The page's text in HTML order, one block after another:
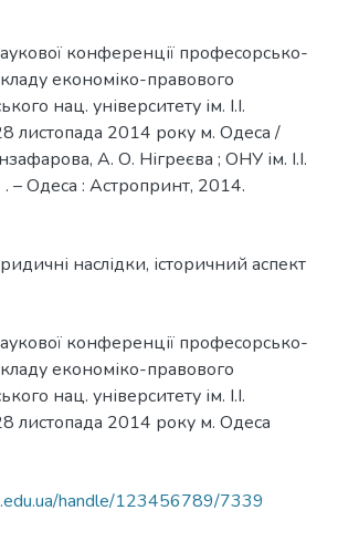
конференції професорсько-
економіко-правового
нац. університету ім. І.І.
листопада 2014 року м. Одеса /
А. О. Нігреєва ; ОНУ ім. І.І.
Одеса : Астропринт, 2014.
наслідки, історичний аспект
конференції професорсько-
економіко-правового
нац. університету ім. І.І.
листопада 2014 року м. Одеса
handle/123456789/7339